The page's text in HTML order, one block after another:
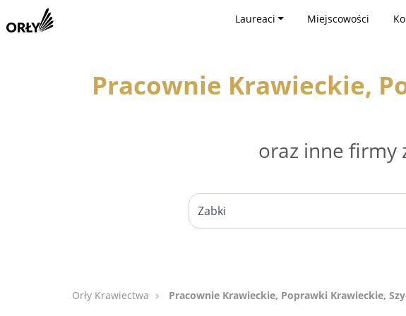
Laureaci Miejscowości
Pracownie Krawieckie,
oraz inne firmy
Orły Krawiectwa Pracownie Krawieckie, Poprawki Krawieckie,